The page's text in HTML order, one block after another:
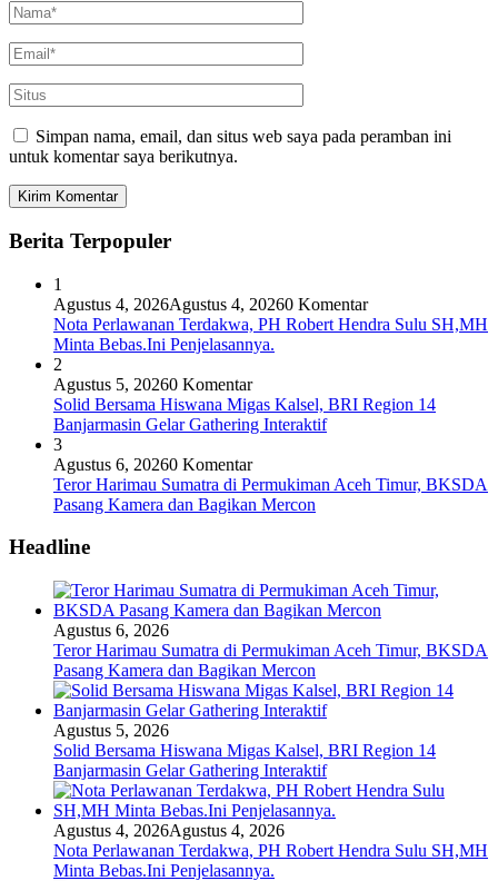
Simpan nama, email, dan situs web saya pada peramban ini
untuk komentar saya berikutnya.
Berita Terpopuler
1
Agustus 4, 2026Agustus 4, 20260 Komentar
Nota Perlawanan Terdakwa, PH Robert Hendra Sulu SH,MH
Minta Bebas.Ini Penjelasannya.
2
Agustus 5, 20260 Komentar
Solid Bersama Hiswana Migas Kalsel, BRI Region 14
Banjarmasin Gelar Gathering Interaktif
3
Agustus 6, 20260 Komentar
Teror Harimau Sumatra di Permukiman Aceh Timur, BKSDA
Pasang Kamera dan Bagikan Mercon
Headline
Agustus 6, 2026
Teror Harimau Sumatra di Permukiman Aceh Timur, BKSDA
Pasang Kamera dan Bagikan Mercon
Agustus 5, 2026
Solid Bersama Hiswana Migas Kalsel, BRI Region 14
Banjarmasin Gelar Gathering Interaktif
Agustus 4, 2026Agustus 4, 2026
Nota Perlawanan Terdakwa, PH Robert Hendra Sulu SH,MH
Minta Bebas.Ini Penjelasannya.